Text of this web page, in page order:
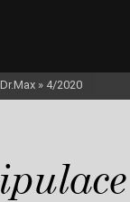
» 4/2020